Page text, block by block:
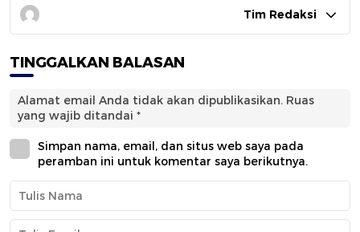
Tim Redaksi
TINGGALKAN BALASAN
Alamat email Anda tidak akan dipublikasikan. Ruas
yang wajib ditandai *
Simpan nama, email, dan situs web saya pada
peramban ini untuk komentar saya berikutnya.